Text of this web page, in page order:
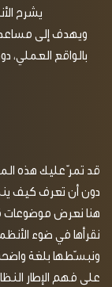
يشرح
ويهدف إلى
بالواقع العملي،
قد تمرّ عليك هذه
دون أن تعرف كيف
هنا نعرض موضوعات
نقرأها في ضوء
ونبسّطها بلغة
على فهم الإطار